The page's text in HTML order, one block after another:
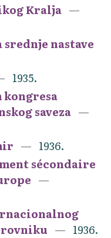
Kralja
nastave
1935.
kongresa
saveza
1936.
sécondaire
1936.